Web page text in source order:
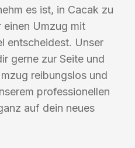
es ist, in Cacak zu
einen Umzug mit
entscheidest. Unser
gerne zur Seite und
reibungslos und
professionellen
auf dein neues